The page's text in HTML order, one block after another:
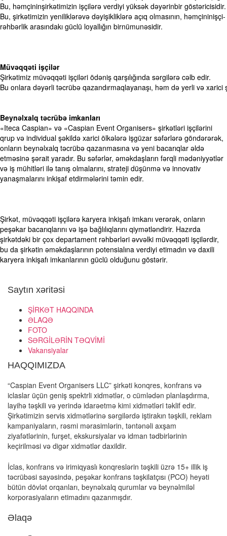
Bu, həmçininşirkətimizin işçilərə verdiyi yüksək dəyərinbir
Bu, şirkətimizin yeniliklərəvə dəyişikliklərə açıq olmasının, həmçininişçi-
rəhbərlik arasındakı güclü loyallığın birnümunəsidir.​
Müvəqqəti işçilər​
Şirkətimiz müvəqqəti işçiləri ödəniş qarşılığında sərgilərə cəlb edir.
Bu onlara dəyərli təcrübə qazandırmaqlayanaşı, həm də yerli və
Beynəlxalq təcrübə imkanları​
«Iteca Caspian» və «Caspian Event Organisers» şirkətləri işçilərini
qrup və individual şəkildə xarici ölkələrə işgüzar səfərlərə göndərərək,
onların beynəlxalq təcrübə qazanmasına və yeni bacarıqlar əldə
etməsinə şərait yaradır. Bu səfərlər, əməkdaşların fərqli mədəniyyətlər
və iş mühitləri ilə tanış olmalarını, strateji düşünmə və innovativ
yanaşmalarını inkişaf etdirmələrini təmin edir. ​
Şirkət, müvəqqəti işçilərə karyera inkişafı imkanı verərək, onların
peşəkar bacarıqlarını və işə bağlılıqlarını qiymətləndirir. Hazırda
şirkətdəki bir çox departament rəhbərləri əvvəlki müvəqqəti işçilərdir,
bu da şirkətin əməkdaşlarının potensialına verdiyi etimadın və daxili
karyera inkişafı imkanlarının güclü olduğunu göstərir.​
Saytın xəritəsi
ŞİRKƏT HAQQINDA
ƏLAQƏ
FOTO
SƏRGİLƏRİN TƏQVİMİ
Vakansiyalar
HAQQIMIZDA
“Caspian Event Organisers LLC” şirkəti konqres, konfrans və
iclaslar üçün geniş spektrli xidmətlər, o cümlədən planlaşdırma,
layihə təşkili və yerində idarəetmə kimi xidmətləri təklif edir.
Şirkətimizin servis xidmətlərinə sərgilərdə iştirakın təşkili, reklam
kampaniyaların, rəsmi mərasimlərin, təntənəli axşam
ziyafətlərinin, furşet, ekskursiyalar və idman tədbirlərinin
keçirilməsi və digər xidmətlər daxildir.
İclas, konfrans və irimiqyaslı konqreslərin təşkili üzrə 15+ illik iş
təcrübəsi sayəsində, peşəkar konfrans təşkilatçısı (PCO) heyəti
bütün dövlət orqanları, beynəlxalq qurumlar və beynəlmiləl
korporasiyaların etimadını qazanmışdır.
Əlaqə